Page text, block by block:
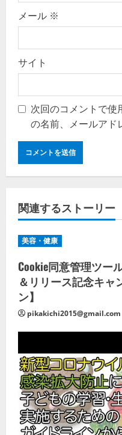
メール ※
サイト
次回のコメントで使
の名前、メールアド
関連するストーリー
美容・健康
Cookie同意管理ツー
＆リリース記念キャ
ン】
pikakichi2015@gmail.com